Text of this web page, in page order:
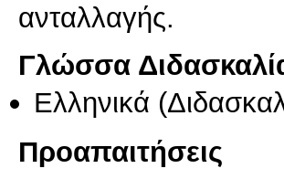
ανταλλαγής.
Γλώσσα
Ελληνικά
Προαπαιτήσεις